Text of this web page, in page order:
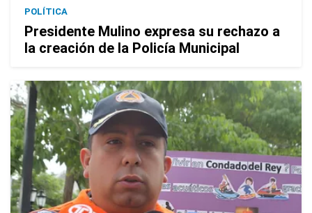
POLÍTICA
Presidente Mulino expresa su rechazo a
la creación de la Policía Municipal